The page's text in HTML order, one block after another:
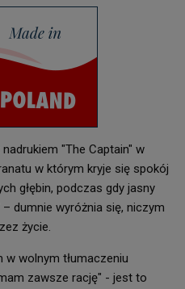
nadrukiem "The Captain" w
w którym kryje się spokój
głębin, podczas gdy jasny
dumnie wyróżnia się, niczym
życie.
w wolnym tłumaczeniu
zawsze rację" - jest to